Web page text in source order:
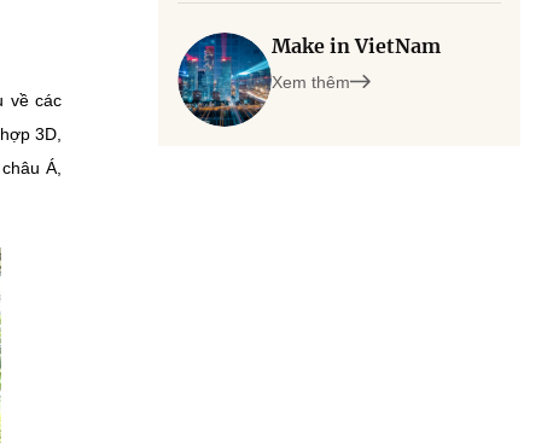
về các
3D,
Á,
Make in VietNam
Xem thêm